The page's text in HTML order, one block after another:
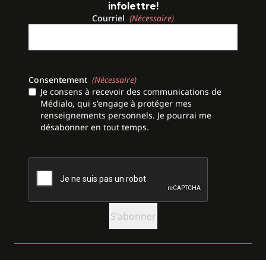
infolettre!
Courriel (Nécessaire)
Consentement (Nécessaire)
Je consens à recevoir des communications de
Médialo, qui s'engage à protéger mes
renseignements personnels. Je pourrai me
désabonner en tout temps.